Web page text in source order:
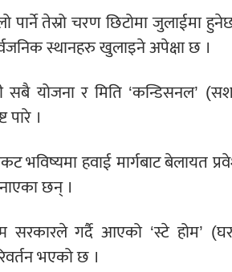
तेस्रो चरण छिटोमा जुलाईमा हुनेछ
स्थानहरु खुलाइने अपेक्षा छ ।
सबै योजना र मिति ‘कन्डिसनल’
पारे ।
भविष्यमा हवाई मार्गबाट बेलायत
छन् ।
गर्दै आएको ‘स्टे होम’
भएको छ ।